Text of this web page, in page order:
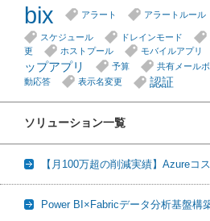
bix
アラート アラートルール
スケジュール ドレインモード
更
ホストプール モバイルアプリ
ップアプリ
予算 共有メール
動応答
表示名変更 認証
ソリューション一覧
【月100万超の削減実績】Azureコ
Power BI×Fabricデータ分析基盤構